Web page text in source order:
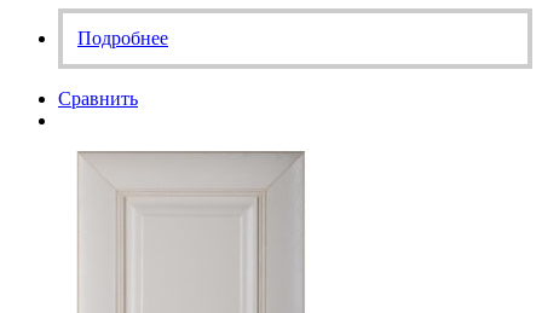
Подробнее
Сравнить